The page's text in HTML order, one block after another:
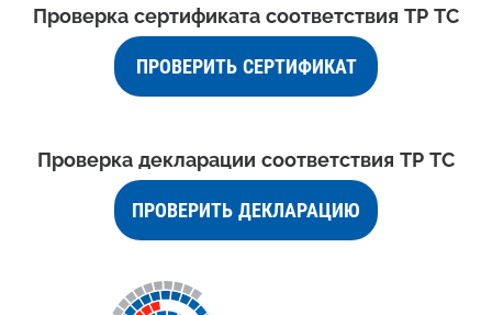
Проверка сертификата соответствия ТР ТС
ПРОВЕРИТЬ СЕРТИФИКАТ
Проверка декларации соответствия ТР ТС
ПРОВЕРИТЬ ДЕКЛАРАЦИЮ